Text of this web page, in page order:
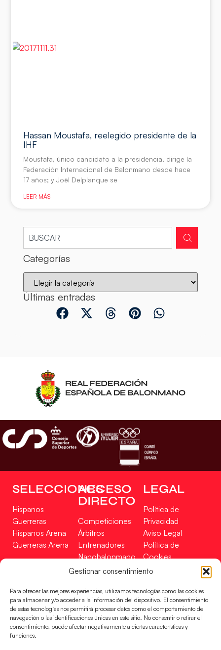
Gestionar consentimiento
Para ofrecer las mejores experiencias, utilizamos tecnologías como las cookies
para almacenar y/o acceder a la información del dispositivo. El consentimiento
de estas tecnologías nos permitirá procesar datos como el comportamiento de
navegación o las identificaciones únicas en este sitio. No consentir o retirar el
consentimiento, puede afectar negativamente a ciertas características y
funciones.
Hassan Moustafa, reelegido presidente de la
IHF
Moustafa, único candidato a la presidencia, dirige la
Federación Internacional de Balonmano desde hace
17 años; y Joël Delplanque se
LEER MÁS
Categorías
Últimas entradas
SELECCIONES
Hispanos
Guerreras
Hispanos Arena
Guerreras Arena
ACCESO
DIRECTO
Competiciones
Árbitros
Entrenadores
Nanobalonmano
Tienda
LEGAL
Política de
Privacidad
Aviso Legal
Política de
Cookies
Mapa Web
Incidencias
CONTACTO
EN
FINANCIADO